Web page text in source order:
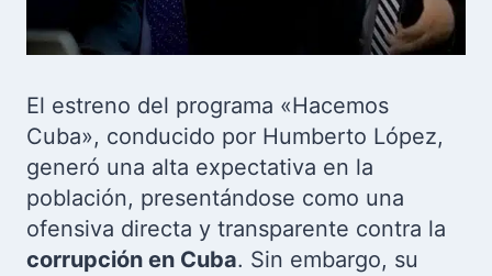
El estreno del programa «Hacemos
Cuba», conducido por Humberto López,
generó una alta expectativa en la
población, presentándose como una
ofensiva directa y transparente contra la
corrupción en Cuba. Sin embargo, su